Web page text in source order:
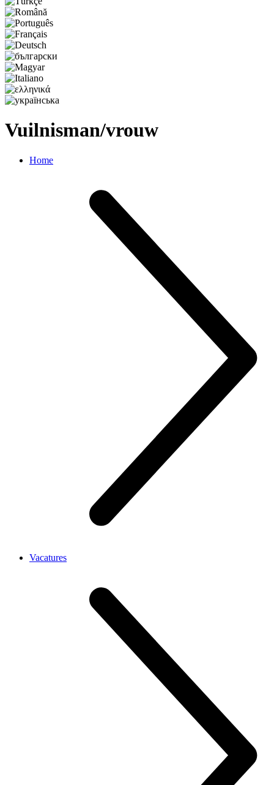
Vuilnisman/vrouw
Home
Vacatures